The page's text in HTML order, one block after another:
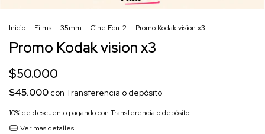
Inicio . Films . 35mm . Cine Ecn-2 . Promo Kodak vision x3
Promo Kodak vision x3
$50.000
$45.000 con Transferencia o depósito
10% de descuento pagando con Transferencia o depósito
Ver más detalles